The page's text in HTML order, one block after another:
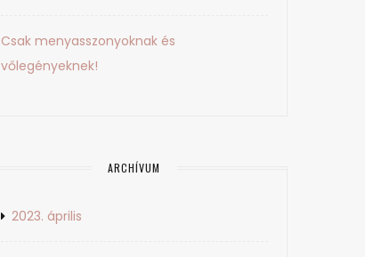
Csak menyasszonyoknak és
vőlegényeknek!
ARCHÍVUM
2023. április